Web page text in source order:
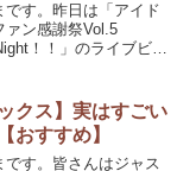
です。昨日は「アイド
ァン感謝祭Vol.5
！！」のライブビュ
最初から最後までゆっ
クス】実はすごい
おすすめ】
です。皆さんはジャス